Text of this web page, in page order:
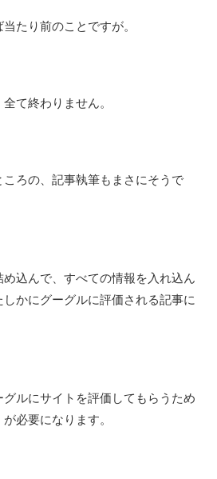
たり前のことですが。
て終わりません。
ろの、記事執筆もまさにそうで
込んで、すべての情報を入れ込ん
かにグーグルに評価される記事に
ルにサイトを評価してもらうため
必要になります。